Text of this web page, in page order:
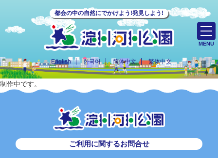
都会の中の自然にでかけよう!発見しよう!
English 한국어 简体中文 繁体中文
MENU
制作中です。
ご利用に関するお問合せ